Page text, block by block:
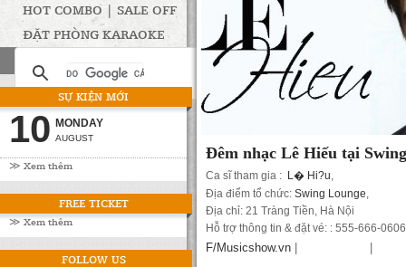
HOT COMBO | SALE OFF
ĐẶT PHÒNG KARAOKE
SỰ KIỆN MỚI
10 MONDAY
AUGUST
≫ Xem thêm
FREE TICKET
≫ Xem thêm
FOLLOW US
Đêm nhạc Lê Hiếu tại
Ca sĩ tham gia : L� Hi?u,
Địa điểm tổ chức: Swing Lounge,
Địa chỉ: 21 Tràng Tiền, Hà Nội
Hỗ trợ thông tin & đặt vé: : 555-666-0606
F/Musicshow.vn